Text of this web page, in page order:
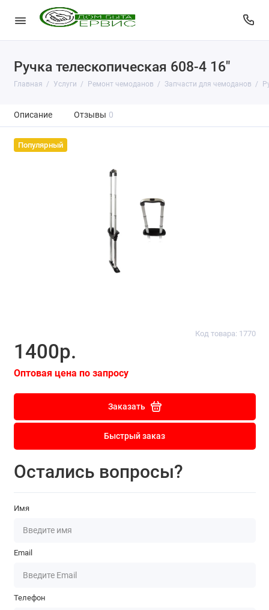
Ручка телескопическая 608-4 16"
Главная Услуги Ремонт чемоданов Запчасти для чемоданов
Описание Отзывы 0
Популярный
Код товара: 1770
1400р.
Оптовая цена по запросу
Заказать
Быстрый заказ
Остались вопросы?
Имя
Email
Телефон